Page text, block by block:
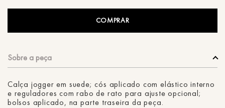
COMPRAR
Calça jogger em suede; cós aplicado com elástico interno
e reguladores com rabo de rato para ajuste opcional;
bolsos aplicado, na parte traseira da peça.